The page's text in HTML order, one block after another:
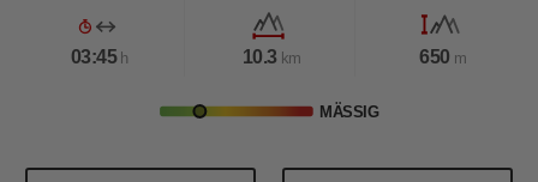
03:45 h 10.3 km 650 m
MÄSSIG